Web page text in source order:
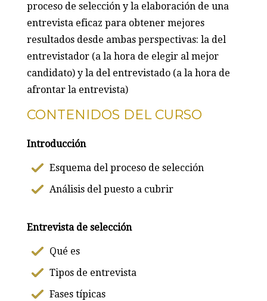
proceso de selección y la elaboración de una
entrevista eficaz para obtener mejores
resultados desde ambas perspectivas: la del
entrevistador (a la hora de elegir al mejor
candidato) y la del entrevistado (a la hora de
afrontar la entrevista)
CONTENIDOS DEL CURSO
Introducción
Esquema del proceso de selección
Análisis del puesto a cubrir
Entrevista de selección
Qué es
Tipos de entrevista
Fases típicas